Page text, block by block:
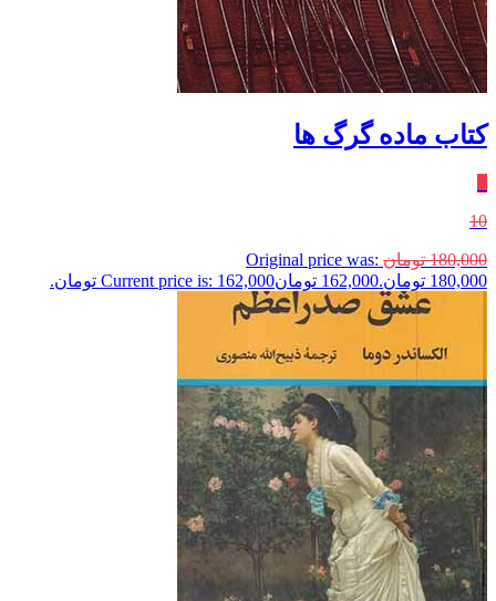
کتاب ماده گرگ ها
10
180,000 تومان Original price was:
180,000 تومان.
162,000 تومانCurrent price is: 162,000 تومان.